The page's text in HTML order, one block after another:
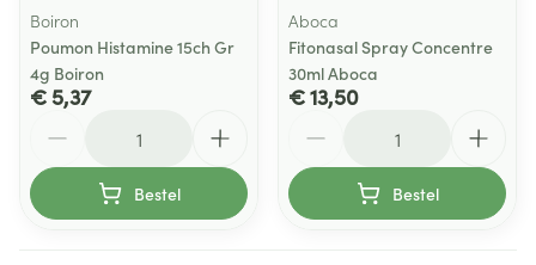
Boiron
Poumon Histamine 15ch Gr
4g Boiron
€ 5,37
Bestel
Aboca
Fitonasal Spray Concentre
30ml Aboca
€ 13,50
Bestel